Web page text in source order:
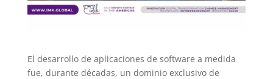
El desarrollo de aplicaciones de software a medida
fue, durante décadas, un dominio exclusivo de